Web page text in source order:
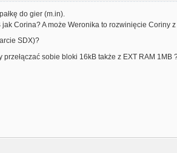
do gier (m.in).
Corina? A może Weronika to rozwinięcie Coriny
SDX)?
sobie bloki 16kB także z EXT RAM 1MB